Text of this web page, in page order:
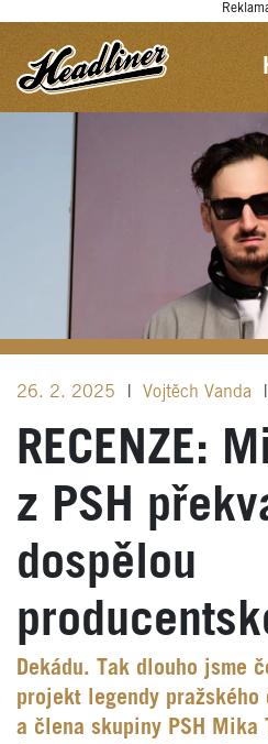
26. 2. 2025 Vojtěch Vanda
RECENZE:
z PSH
dospělou
Dekádu. Tak dlouho jsme
projekt legendy pražského
a člena skupiny PSH Mika